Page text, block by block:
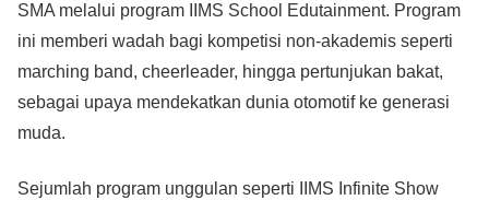
SMA melalui program IIMS School Edutainment. Program
ini memberi wadah bagi kompetisi non-akademis seperti
marching band, cheerleader, hingga pertunjukan bakat,
sebagai upaya mendekatkan dunia otomotif ke generasi
muda.
Sejumlah program unggulan seperti IIMS Infinite Show